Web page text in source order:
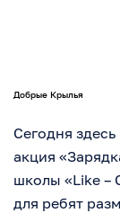
Добрые Крылья
Сегодня
акция
школы «Like –
для ребят